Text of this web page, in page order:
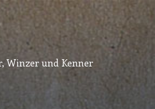
Winzer und Kenner